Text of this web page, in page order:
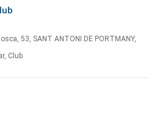
53, SANT ANTONI DE PORTMANY,
Club